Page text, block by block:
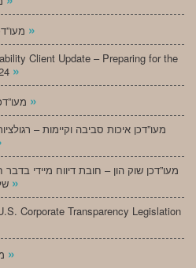
»
Client Update – Preparing for the
»
»
מעו”דכן איכות סביבה וקיימות –
מעו”דכן שוק הון – חובת דיווח מיידי
»
Corporate Transparency Legislation
»